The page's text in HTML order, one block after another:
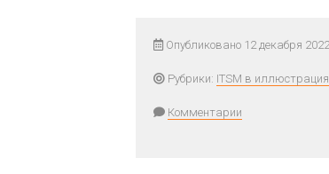
Опубликовано 12 декабря 2022
Рубрики: ITSM в
Комментарии